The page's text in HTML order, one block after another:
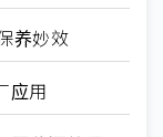
养妙效
应用